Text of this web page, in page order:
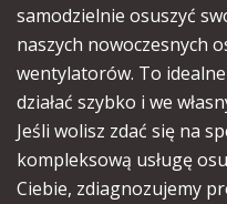
samodzielnie osuszyć
naszych nowoczesnych
wentylatorów. To
działać szybko i we
Jeśli wolisz zdać się na
kompleksową usługę
Ciebie, zdiagnozujemy